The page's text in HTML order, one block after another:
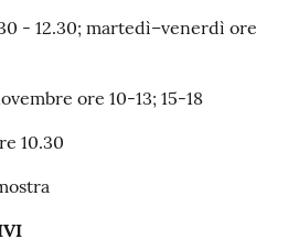
- 12.30; martedì–venerdì ore
ore 10-13; 15-18
10.30